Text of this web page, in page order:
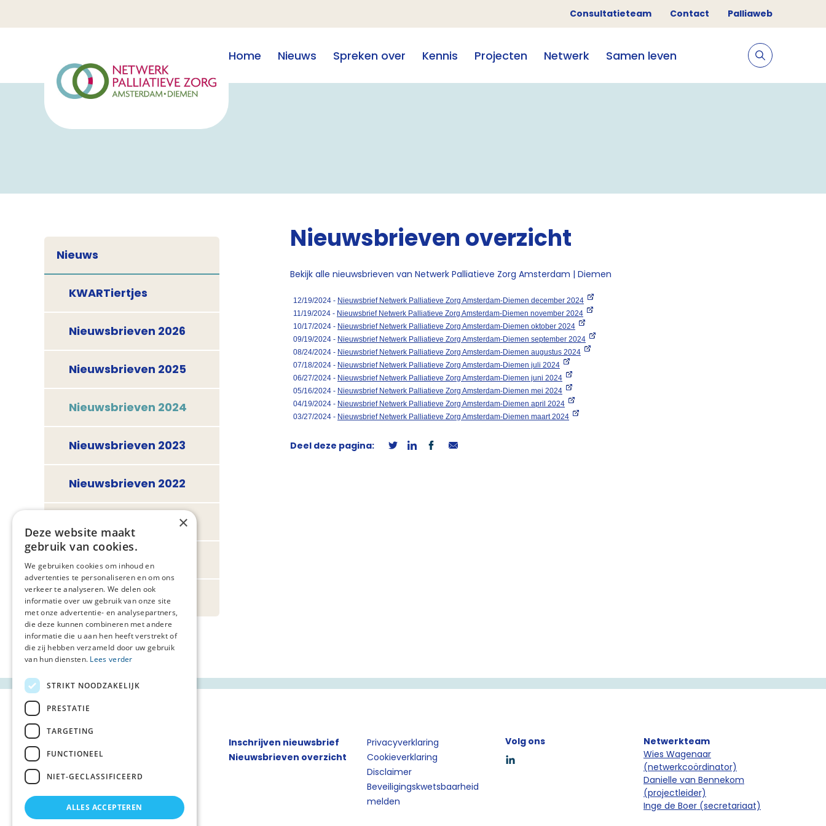
Consultatieteam Contact Palliaweb
Home Nieuws Spreken over Kennis Projecten Netwerk Samen leven
Nieuws
KWARTiertjes
Nieuwsbrieven 2026
Nieuwsbrieven 2025
Nieuwsbrieven 2024
Nieuwsbrieven 2023
Nieuwsbrieven 2022
Nieuwsbrieven 2021
Nieuwsbrieven 2020
Nieuwsbrieven 2019
Nieuwsbrieven overzicht
Bekijk alle nieuwsbrieven van Netwerk Palliatieve Zorg Amsterdam | Diemen
12/19/2024 - Nieuwsbrief Netwerk Palliatieve Zorg Amsterdam-Diemen december 2024
11/19/2024 - Nieuwsbrief Netwerk Palliatieve Zorg Amsterdam-Diemen november 2024
10/17/2024 - Nieuwsbrief Netwerk Palliatieve Zorg Amsterdam-Diemen oktober 2024
09/19/2024 - Nieuwsbrief Netwerk Palliatieve Zorg Amsterdam-Diemen september 2024
08/24/2024 - Nieuwsbrief Netwerk Palliatieve Zorg Amsterdam-Diemen augustus 2024
07/18/2024 - Nieuwsbrief Netwerk Palliatieve Zorg Amsterdam-Diemen juli 2024
06/27/2024 - Nieuwsbrief Netwerk Palliatieve Zorg Amsterdam-Diemen juni 2024
05/16/2024 - Nieuwsbrief Netwerk Palliatieve Zorg Amsterdam-Diemen mei 2024
04/19/2024 - Nieuwsbrief Netwerk Palliatieve Zorg Amsterdam-Diemen april 2024
03/27/2024 - Nieuwsbrief Netwerk Palliatieve Zorg Amsterdam-Diemen maart 2024
Deel deze pagina:
Inschrijven nieuwsbrief
Nieuwsbrieven overzicht
Privacyverklaring
Cookieverklaring
Disclaimer
Beveiligingskwetsbaarheid
melden
Volg ons
Netwerkteam
Wies Wagenaar
(netwerkcoördinator)
Danielle van Bennekom
(projectleider)
Inge de Boer (secretariaat)
×
Deze website maakt
gebruik van cookies.
We gebruiken cookies om inhoud en
advertenties te personaliseren en om ons
verkeer te analyseren. We delen ook
informatie over uw gebruik van onze site
met onze advertentie- en analysepartners,
die deze kunnen combineren met andere
informatie die u aan hen heeft verstrekt of
die zij hebben verzameld door uw gebruik
van hun diensten. Lees verder
STRIKT NOODZAKELIJK
PRESTATIE
TARGETING
FUNCTIONEEL
NIET-GECLASSIFICEERD
ALLES ACCEPTEREN